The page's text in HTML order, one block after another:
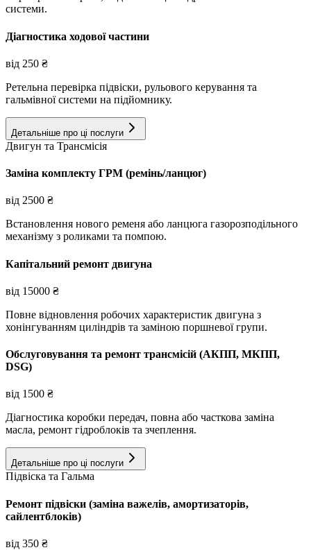
системи.
Діагностика ходової частини
від 250 ₴
Ретельна перевірка підвіски, рульового керування та
гальмівної системи на підйомнику.
Детальніше про ці послуги
Двигун та Трансмісія
Заміна комплекту ГРМ (ремінь/ланцюг)
від 2500 ₴
Встановлення нового ременя або ланцюга газорозподільного
механізму з роликами та помпою.
Капітальний ремонт двигуна
від 15000 ₴
Повне відновлення робочих характеристик двигуна з
хонінгуванням циліндрів та заміною поршневої групи.
Обслуговування та ремонт трансмісій (АКПП, МКПП,
DSG)
від 1500 ₴
Діагностика коробки передач, повна або часткова заміна
масла, ремонт гідроблоків та зчеплення.
Детальніше про ці послуги
Підвіска та Гальма
Ремонт підвіски (заміна важелів, амортизаторів,
сайлентблоків)
від 350 ₴